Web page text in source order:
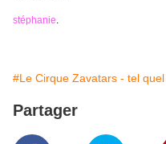
stéphanie.
#Le Cirque Zavatars - tel quel
Partager